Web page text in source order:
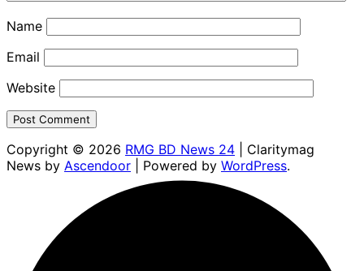
Name
Email
Website
Copyright © 2026 RMG BD News 24 | Claritymag
News by Ascendoor | Powered by WordPress.